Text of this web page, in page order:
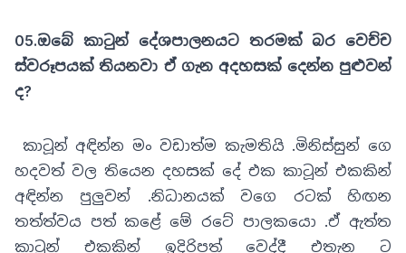
05.ඔබේ කාටුන් දේශපාලනයට තරමක් බර වෙච්ච
ස්වරූපයක් තියනවා ඒ ගැන අදහසක් දෙන්න පුළුවන්
ද?
කාටූන් අඳින්න මං වඩාත්ම කැමතියි .මිනිස්සුන් ගෙ
හදවත් වල තියෙන දහසක් දේ එක කාටූන් එකකින්
අඳින්න පුලුවන් .නිධානයක් වගෙ රටක් හිඟන
තත්ත්වය පත් කළේ මේ රටේ පාලකයො .ඒ ඇත්ත
කාටූන් එකකින් ඉදිරිපත් වෙද්දී එතැන ට